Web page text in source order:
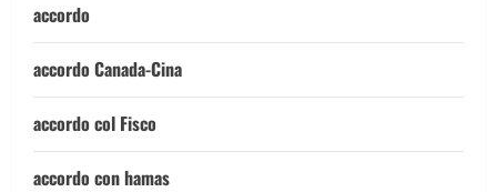
accordo
accordo Canada-Cina
accordo col Fisco
accordo con hamas